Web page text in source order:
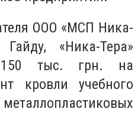
ООО «МСП Ника-
«Ника-Тера»
150 тыс. грн. на
кровли учебного